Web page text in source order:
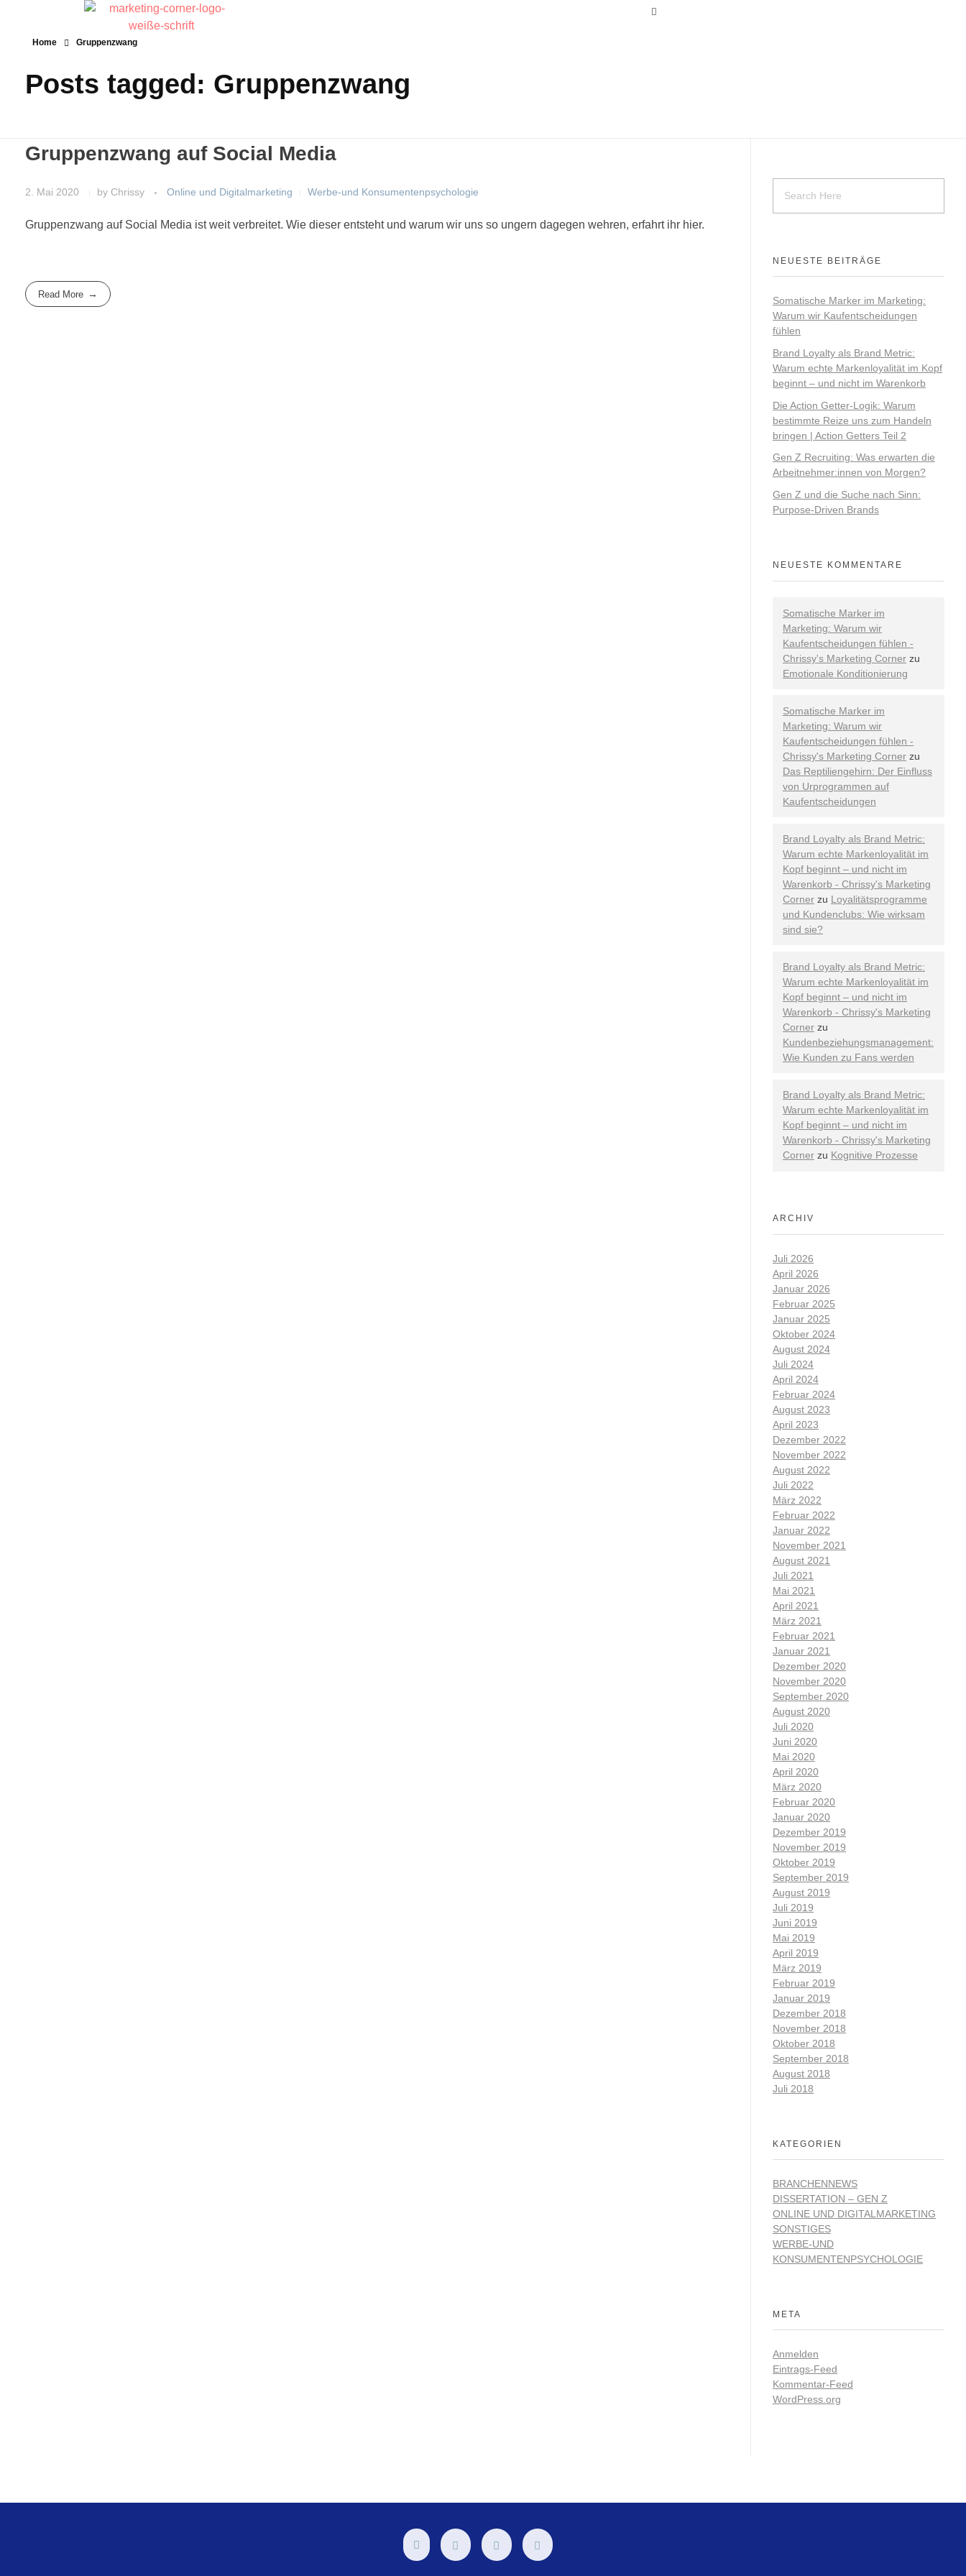
Home Gruppenzwang
Posts tagged: Gruppenzwang
Gruppenzwang auf Social Media
2. Mai 2020 by Chrissy Online und Digitalmarketing Werbe-und Konsumentenpsychologie
Gruppenzwang auf Social Media ist weit verbreitet. Wie dieser entsteht und warum wir uns so ungern dagegen wehren, erfahrt ihr hier.
Read More
NEUESTE BEITRÄGE
Somatische Marker im Marketing:
Warum wir Kaufentscheidungen
fühlen
Brand Loyalty als Brand Metric:
Warum echte Markenloyalität im Kopf
beginnt – und nicht im Warenkorb
Die Action Getter-Logik: Warum
bestimmte Reize uns zum Handeln
bringen | Action Getters Teil 2
Gen Z Recruiting: Was erwarten die
Arbeitnehmer:innen von Morgen?
Gen Z und die Suche nach Sinn:
Purpose-Driven Brands
NEUESTE KOMMENTARE
Somatische Marker im
Marketing: Warum wir
Kaufentscheidungen fühlen -
Chrissy's Marketing Corner zu
Emotionale Konditionierung
Somatische Marker im
Marketing: Warum wir
Kaufentscheidungen fühlen -
Chrissy's Marketing Corner zu
Das Reptiliengehirn: Der Einfluss
von Urprogrammen auf
Kaufentscheidungen
Brand Loyalty als Brand Metric:
Warum echte Markenloyalität im
Kopf beginnt – und nicht im
Warenkorb - Chrissy's Marketing
Corner zu Loyalitätsprogramme
und Kundenclubs: Wie wirksam
sind sie?
Brand Loyalty als Brand Metric:
Warum echte Markenloyalität im
Kopf beginnt – und nicht im
Warenkorb - Chrissy's Marketing
Corner zu
Kundenbeziehungsmanagement:
Wie Kunden zu Fans werden
Brand Loyalty als Brand Metric:
Warum echte Markenloyalität im
Kopf beginnt – und nicht im
Warenkorb - Chrissy's Marketing
Corner zu Kognitive Prozesse
ARCHIV
Juli 2026
April 2026
Januar 2026
Februar 2025
Januar 2025
Oktober 2024
August 2024
Juli 2024
April 2024
Februar 2024
August 2023
April 2023
Dezember 2022
November 2022
August 2022
Juli 2022
März 2022
Februar 2022
Januar 2022
November 2021
August 2021
Juli 2021
Mai 2021
April 2021
März 2021
Februar 2021
Januar 2021
Dezember 2020
November 2020
September 2020
August 2020
Juli 2020
Juni 2020
Mai 2020
April 2020
März 2020
Februar 2020
Januar 2020
Dezember 2019
November 2019
Oktober 2019
September 2019
August 2019
Juli 2019
Juni 2019
Mai 2019
April 2019
März 2019
Februar 2019
Januar 2019
Dezember 2018
November 2018
Oktober 2018
September 2018
August 2018
Juli 2018
KATEGORIEN
BRANCHENNEWS
DISSERTATION – GEN Z
ONLINE UND DIGITALMARKETING
SONSTIGES
WERBE-UND
KONSUMENTENPSYCHOLOGIE
META
Anmelden
Eintrags-Feed
Kommentar-Feed
WordPress.org